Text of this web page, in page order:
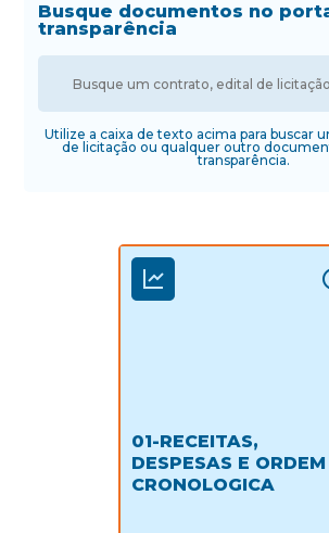
Busque documentos no
transparência
Utilize a caixa de texto acima para buscar
de licitação ou qualquer outro
transparência.
01-RECEITAS,
DESPESAS E ORDEM
CRONOLOGICA